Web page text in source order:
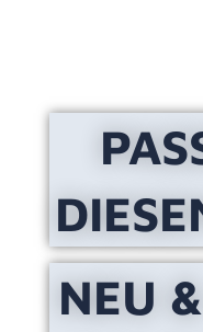
NEU